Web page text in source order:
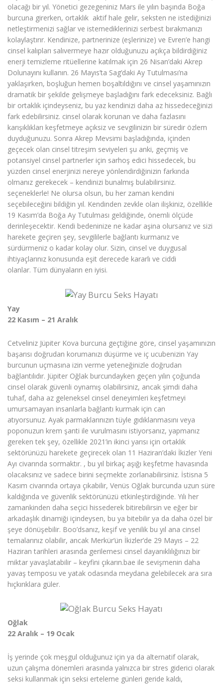
olacağı bir yıl. Yönetici gezegeniniz Mars ile yılın başında Boğa
burcuna girerken, ortaklık aktif hale gelir, seksten ne istediğinizi
netleştirmenizi sağlar ve istemediklerinizi serbest bırakmanızı
kolaylaştırır. Kendinize, partnerinize (eşlerinize) ve Evren’e hangi
cinsel kalıpları salıvermeye hazır olduğunuzu açıkça bildirdiğiniz
enerji temizleme ritüellerine katılmak için 26 Nisan’daki Akrep
Dolunayını kullanın. 26 Mayıs’ta Sag’daki Ay Tutulması’na
yaklaşırken, boşluğun hemen boşaltıldığını ve cinsel yaşamınızın
dramatik bir şekilde gelişmeye başladığını fark edeceksiniz. Bağlı
bir ortaklık içindeyseniz, bu yaz kendinizi daha az hissedeceğinizi
fark edebilirsiniz. cinsel olarak korunan ve daha fazlasını
karışıklıkları keşfetmeye açıksiz ve sevgilinizin bir süredir özlem
duyduğunuzu. Sonra Akrep Mevsimi başladığında, içinden
geçecek olan cinsel titreşim seviyeleri şu anki, geçmiş ve
potansiyel cinsel partnerler için sarhoş edici hissedecek, bu
yüzden cinsel enerjinizi nereye yönlendirdiğinizin farkında
olmanız gerekecek – kendinizi bunalmış bulabilirsiniz.
seçeneklerle! Ne olursa olsun, bu her zaman kendini
seçebileceğini bildiğin yıl. Kendinden zevkle olan ilişkiniz, özellikle
19 Kasım’da Boğa Ay Tutulması geldiğinde, önemli ölçüde
derinleşecektir. Kendi bedeninize ne kadar aşina olursanız ve sizi
harekete geçiren şey, sevgililerle bağlantı kurmanız ve
sürdürmeniz o kadar kolay olur. Sizin, cinsel ve duygusal
ihtiyaçlarınız konusunda eşit derecede kararlı ve ciddi
olanlar. Tüm dünyaların en iyisi.
Yay
22 Kasım – 21 Aralık
Cetveliniz Jüpiter Kova burcuna geçtiğine göre, cinsel yaşamınızın
başarısı doğrudan korumanızı düşürme ve iç ucubenizin Yay
burcunun uçmasına izin verme yeteneğinizle doğrudan
bağlantılıdır. Jüpiter Oğlak burcundayken geçen yılın çoğunda
cinsel olarak güvenli oynamış olabilirsiniz, ancak şimdi daha
tuhaf, daha az geleneksel cinsel deneyimleri keşfetmeyi
umursamayan insanlarla bağlantı kurmak için can
atıyorsunuz. Ayak parmaklarınızın tüyle gıdıklanmasını veya
poponuzun krem ​​şanti ile vurulmasını istiyorsanız, yapmanız
gereken tek şey, özellikle 2021’in ikinci yarısı için ortaklık
sektörünüzü harekete geçirecek olan 11 Haziran’daki İkizler Yeni
Ayı civarında sormaktır. , bu yıl birkaç aşığı keşfetme havasında
olacaksınız ve sadece birini seçmekte zorlanabilirsiniz. İstisna 5
Kasım civarında ortaya çıkabilir, Venüs Oğlak burcunda uzun süre
kaldığında ve güvenlik sektörünüzü etkinleştirdiğinde. Yılı her
zamankinden daha seçici hissederek bitirebilirsin ve eğer bir
arkadaşlık dinamiği içindeysen, bu ya bitebilir ya da daha özel bir
şeye dönüşebilir. Boo’dsanız, keşif ve yenilik bu yıl ana cinsel
temalarınız olabilir, ancak Merkür’ün İkizler’de 29 Mayıs – 22
Haziran tarihleri ​​arasında gerilemesi cinsel dayanıklılığınızı bir
miktar yavaşlatabilir – keyfini çıkarın.bae ile sevişmenin daha
yavaş temposu ve yatak odasında meydana gelebilecek ara sıra
hıçkırıklara güler.
Oğlak
22 Aralık – 19 Ocak
İş yerinde çok meşgul olduğunuz için ya da alternatif olarak,
uzun çalışma dönemleri arasında yalnızca bir stres giderici olarak
seksi kullanmak için seksi erteleme günleri geride kaldı,